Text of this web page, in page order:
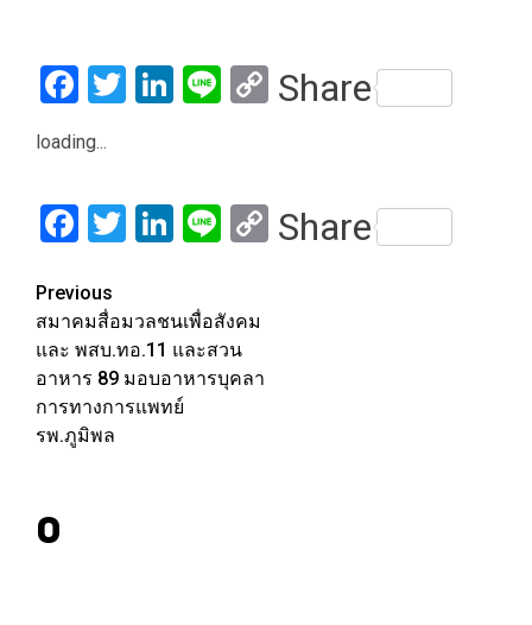
Facebook
Twitter
LinkedIn
LineCopy
Share
loading...
Facebook
Twitter
LinkedIn
LineCopy
Share
Post
navigation
Previous
สมาคมสื่อมวลชนเพื่อสังคม
และ พสบ.ทอ.11 และสวน
อาหาร 89 มอบอาหารบุคลา
การทางการแพทย์
รพ.ภูมิพล
0